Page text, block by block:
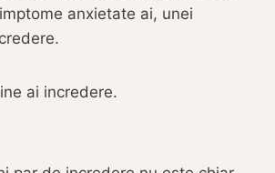
anxietate ai, unei
ai incredere.